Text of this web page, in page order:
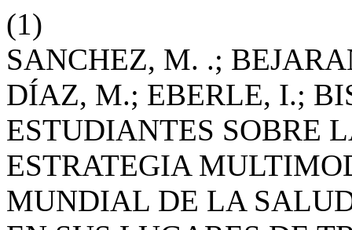
(1)
SANCHEZ, M. .;
DÍAZ, M.; EBERLE, I.;
ESTUDIANTES SOBRE
ESTRATEGIA
MUNDIAL DE LA